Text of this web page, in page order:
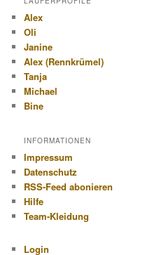
Alex
Oli
Janine
Alex (Rennkrümel)
Tanja
Michael
Bine
INFORMATIONEN
Impressum
Datenschutz
RSS-Feed abonieren
Hilfe
Team-Kleidung
Login